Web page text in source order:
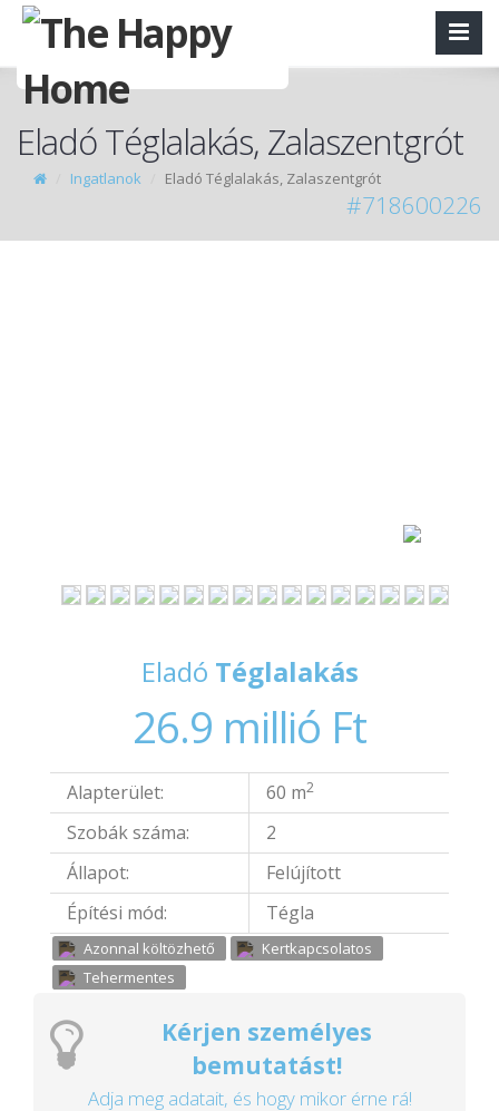
Eladó Téglalakás, Zalaszentgrót
Ingatlanok Eladó Téglalakás, Zalaszentgrót
#718600226
Eladó Téglalakás
26.9 millió Ft
Alapterület: 60 m2
Szobák száma:
2
Állapot:
Felújított
Építési mód:
Tégla
Azonnal költözhető
Kertkapcsolatos
Tehermentes
Kérjen személyes
bemutatást!
Adja meg adatait, és hogy mikor érne rá!